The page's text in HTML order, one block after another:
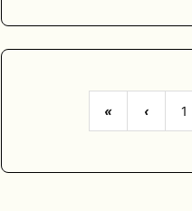
« ‹ 1